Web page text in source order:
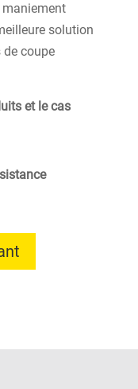
maniement
solution
de coupe
et le cas